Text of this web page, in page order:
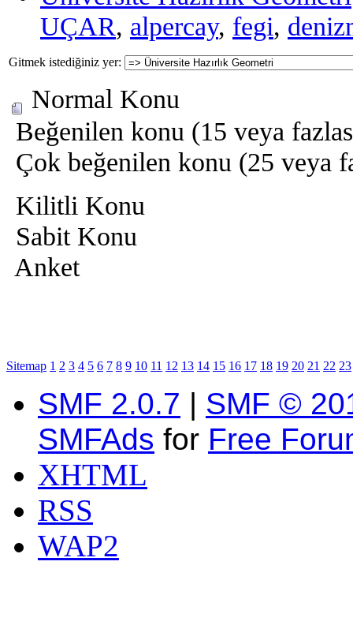
UÇAR, alpercay, fegi,
Gitmek istediğiniz yer:
Normal Konu
Beğenilen konu (15 veya
Çok beğenilen konu (25 veya
Kilitli Konu
Sabit Konu
Anket
Sitemap 1 2 3 4 5 6 7 8 9 10 11 12 13 14 15 16 17 18 19 20 21 22 23
SMF 2.0.7 | SMF ©
SMFAds for Free
XHTML
RSS
WAP2